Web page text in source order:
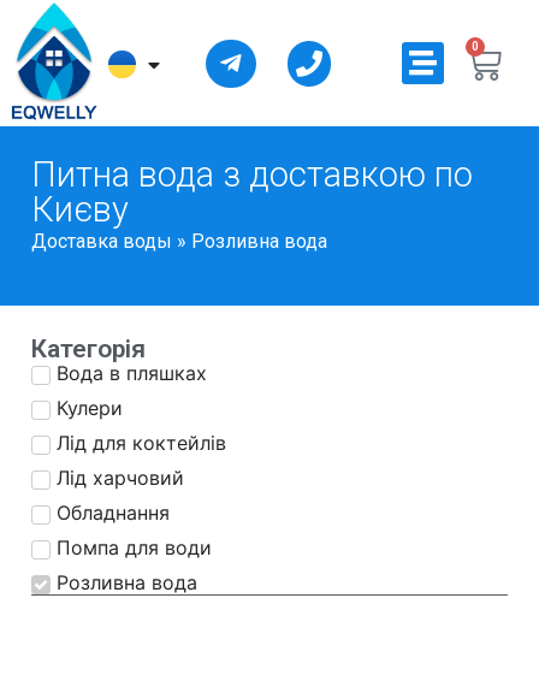
0
Питна вода з доставкою по
Києву
Доставка воды » Розливна вода
Категорія
Вода в пляшках
Кулери
Лід для коктейлів
Лід харчовий
Обладнання
Помпа для води
Розливна вода